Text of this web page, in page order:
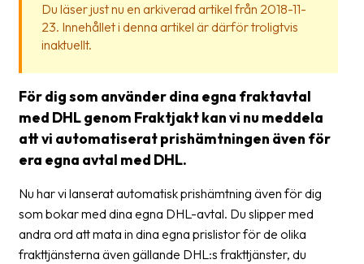
Vad
Hjälp?
frågor
&
svar
Ordlista
Du läser just nu en arkiverad artikel från 2018-11-
23. Innehållet i denna artikel är därför troligtvis
inaktuellt.
För dig som använder dina egna fraktavtal
med DHL genom Fraktjakt kan vi nu meddela
att vi automatiserat prishämtningen även för
era egna avtal med DHL.
Nu har vi lanserat automatisk prishämtning även för dig
som bokar med dina egna DHL-avtal. Du slipper med
andra ord att mata in dina egna prislistor för de olika
frakttjänsterna även gällande DHL:s frakttjänster, du